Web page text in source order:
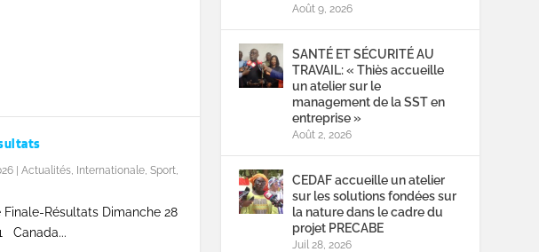
| Actualités, Internationale, Sport,
Finale-Résultats Dimanche 28
Canada...
Août 9, 2026
SANTÉ ET SÉCURITÉ AU
TRAVAIL: « Thiès accueille
un atelier sur le
management de la SST en
entreprise »
Août 2, 2026
CEDAF accueille un atelier
sur les solutions fondées sur
la nature dans le cadre du
projet PRECABE
Juil 28, 2026